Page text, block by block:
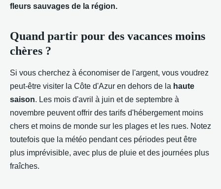
fleurs sauvages de la région.
Quand partir pour des vacances moins
chères ?
Si vous cherchez à économiser de l'argent, vous voudrez
peut-être visiter la Côte d'Azur en dehors de la haute
saison. Les mois d'avril à juin et de septembre à
novembre peuvent offrir des tarifs d'hébergement moins
chers et moins de monde sur les plages et les rues. Notez
toutefois que la météo pendant ces périodes peut être
plus imprévisible, avec plus de pluie et des journées plus
fraîches.